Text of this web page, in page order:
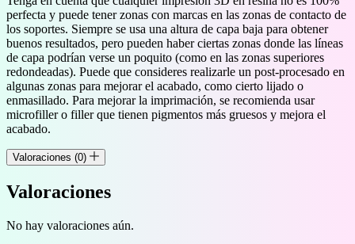
perfecta y puede tener zonas con marcas en las zonas de contacto de
los soportes. Siempre se usa una altura de capa baja para obtener
buenos resultados, pero pueden haber ciertas zonas donde las líneas
de capa podrían verse un poquito (como en las zonas superiores
redondeadas). Puede que consideres realizarle un post-procesado en
algunas zonas para mejorar el acabado, como cierto lijado o
enmasillado. Para mejorar la imprimación, se recomienda usar
microfiller o filler que tienen pigmentos más gruesos y mejora el
acabado.
Valoraciones (0)
Valoraciones
No hay valoraciones aún.